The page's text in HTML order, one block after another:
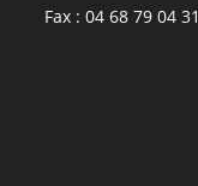
Fax : 04 68 79 04 31